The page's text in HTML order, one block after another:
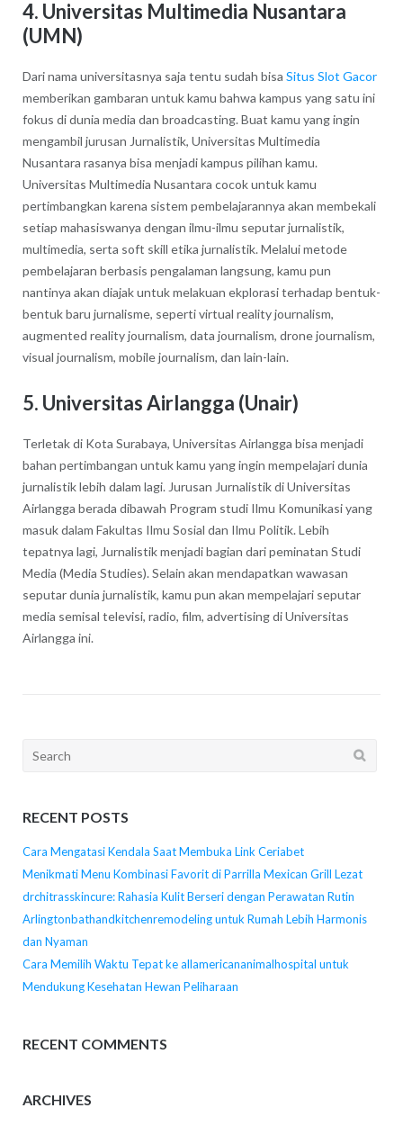
4. Universitas Multimedia Nusantara
(UMN)
Dari nama universitasnya saja tentu sudah bisa Situs Slot Gacor
memberikan gambaran untuk kamu bahwa kampus yang satu ini
fokus di dunia media dan broadcasting. Buat kamu yang ingin
mengambil jurusan Jurnalistik, Universitas Multimedia
Nusantara rasanya bisa menjadi kampus pilihan kamu.
Universitas Multimedia Nusantara cocok untuk kamu
pertimbangkan karena sistem pembelajarannya akan membekali
setiap mahasiswanya dengan ilmu-ilmu seputar jurnalistik,
multimedia, serta soft skill etika jurnalistik. Melalui metode
pembelajaran berbasis pengalaman langsung, kamu pun
nantinya akan diajak untuk melakuan ekplorasi terhadap bentuk-
bentuk baru jurnalisme, seperti virtual reality journalism,
augmented reality journalism, data journalism, drone journalism,
visual journalism, mobile journalism, dan lain-lain.
5. Universitas Airlangga (Unair)
Terletak di Kota Surabaya, Universitas Airlangga bisa menjadi
bahan pertimbangan untuk kamu yang ingin mempelajari dunia
jurnalistik lebih dalam lagi. Jurusan Jurnalistik di Universitas
Airlangga berada dibawah Program studi Ilmu Komunikasi yang
masuk dalam Fakultas Ilmu Sosial dan Ilmu Politik. Lebih
tepatnya lagi, Jurnalistik menjadi bagian dari peminatan Studi
Media (Media Studies). Selain akan mendapatkan wawasan
seputar dunia jurnalistik, kamu pun akan mempelajari seputar
media semisal televisi, radio, film, advertising di Universitas
Airlangga ini.
Search
RECENT POSTS
Cara Mengatasi Kendala Saat Membuka Link Ceriabet
Menikmati Menu Kombinasi Favorit di Parrilla Mexican Grill Lezat
drchitrasskincure: Rahasia Kulit Berseri dengan Perawatan Rutin
Arlingtonbathandkitchenremodeling untuk Rumah Lebih Harmonis
dan Nyaman
Cara Memilih Waktu Tepat ke allamericananimalhospital untuk
Mendukung Kesehatan Hewan Peliharaan
RECENT COMMENTS
ARCHIVES